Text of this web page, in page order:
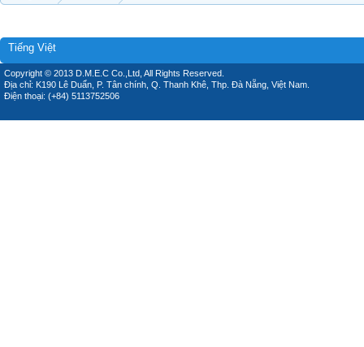
Tiếng Việt
Copyright © 2013 D.M.E.C Co.,Ltd, All Rights Reserved.
Địa chỉ: K190 Lê Duẩn, P. Tân chính, Q. Thanh Khê, Thp. Đà Nẵng, Việt Nam.
Điện thoại: (+84) 5113752506